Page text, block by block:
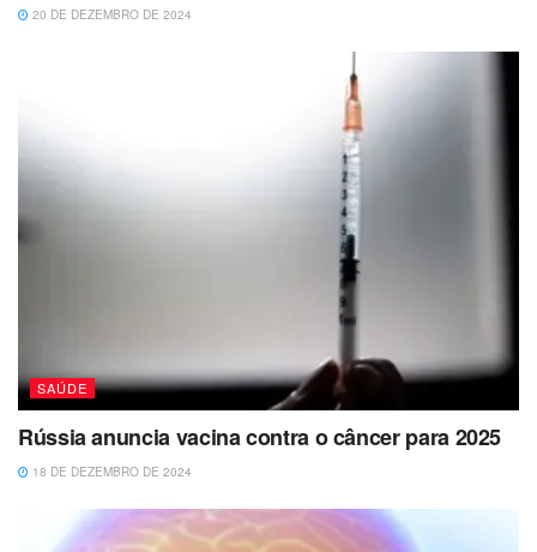
20 DE DEZEMBRO DE 2024
SAÚDE
Rússia anuncia vacina contra o câncer para 2025
18 DE DEZEMBRO DE 2024